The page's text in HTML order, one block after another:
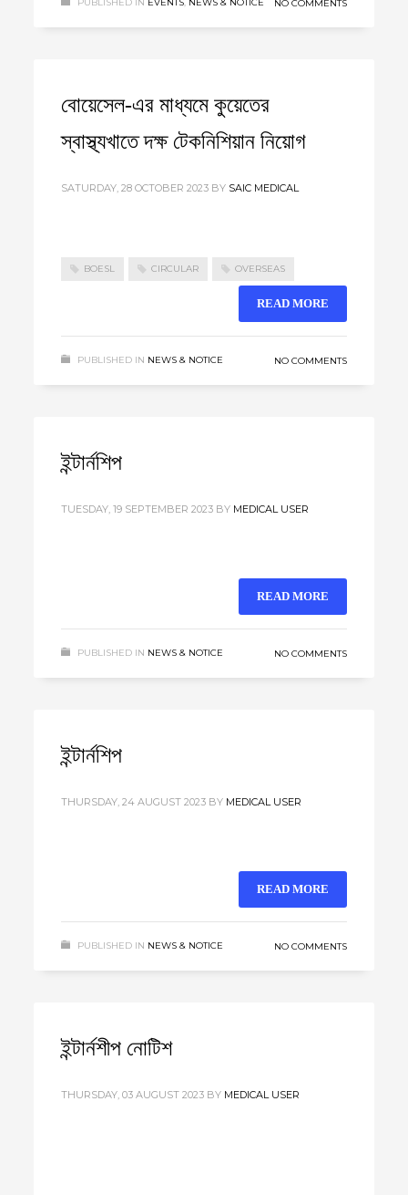
NO COMMENTS
বোয়েসেল-এর মাধ্যমে কুয়েতের
স্বাস্থ্যখাতে দক্ষ টেকনিশিয়ান নিয়োগ
SATURDAY, 28 OCTOBER 2023 BY SAIC MEDICAL
BOESL CIRCULAR OVERSEAS
READ MORE
PUBLISHED IN NEWS & NOTICE NO COMMENTS
ইন্টার্নশিপ
TUESDAY, 19 SEPTEMBER 2023 BY MEDICAL USER
READ MORE
PUBLISHED IN NEWS & NOTICE NO COMMENTS
ইন্টার্নশিপ
THURSDAY, 24 AUGUST 2023 BY MEDICAL USER
READ MORE
PUBLISHED IN NEWS & NOTICE NO COMMENTS
ইন্টার্নশীপ নোটিশ
THURSDAY, 03 AUGUST 2023 BY MEDICAL USER